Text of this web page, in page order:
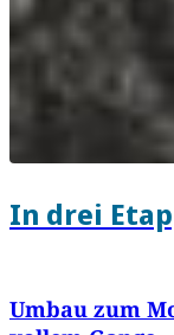
In drei
Umbau zum